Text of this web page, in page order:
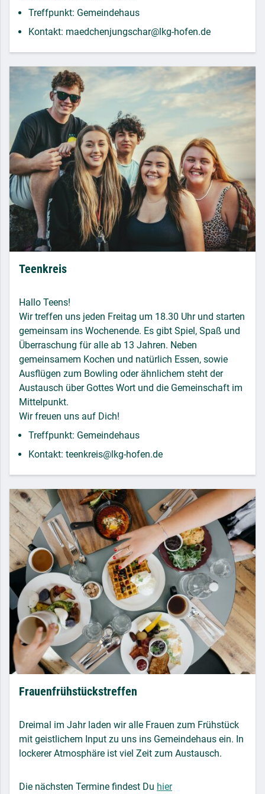
Treffpunkt: Gemeindehaus
Kontakt: maedchenjungschar@lkg-hofen.de
Teenkreis
Hallo Teens!
Wir treffen uns jeden Freitag um 18.30 Uhr und starten
gemeinsam ins Wochenende. Es gibt Spiel, Spaß und
Überraschung für alle ab 13 Jahren. Neben
gemeinsamem Kochen und natürlich Essen, sowie
Ausflügen zum Bowling oder ähnlichem steht der
Austausch über Gottes Wort und die Gemeinschaft im
Mittelpunkt.
Wir freuen uns auf Dich!
Treffpunkt: Gemeindehaus
Kontakt: teenkreis@lkg-hofen.de
Frauenfrühstückstreffen
Dreimal im Jahr laden wir alle Frauen zum Frühstück
mit geistlichem Input zu uns ins Gemeindehaus ein. In
lockerer Atmosphäre ist viel Zeit zum Austausch.
Die nächsten Termine findest Du hier